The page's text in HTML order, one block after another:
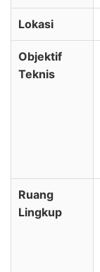
Lokasi
Objektif
Teknis
Ruang
Lingkup